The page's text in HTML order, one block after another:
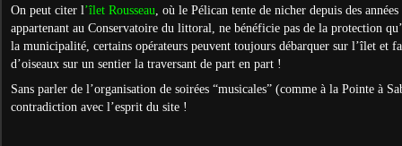
On peut citer l’îlet Rousseau, où le Pélican tente de nicher depuis des
appartenant au Conservatoire du littoral, ne bénéficie pas de la protection
la municipalité, certains opérateurs peuvent toujours débarquer sur l’îlet et
d’oiseaux sur un sentier la traversant de part en part !
Sans parler de l’organisation de soirées “musicales” (comme à la Pointe à
contradiction avec l’esprit du site !